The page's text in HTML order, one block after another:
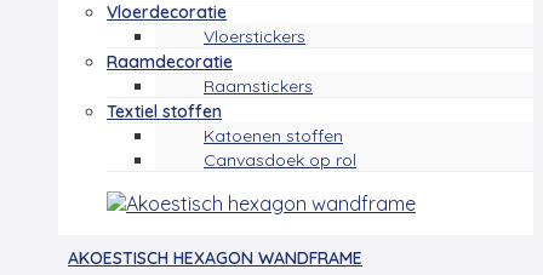
Vloerdecoratie
Vloerstickers
Raamdecoratie
Raamstickers
Textiel stoffen
Katoenen stoffen
Canvasdoek op rol
AKOESTISCH HEXAGON WANDFRAME